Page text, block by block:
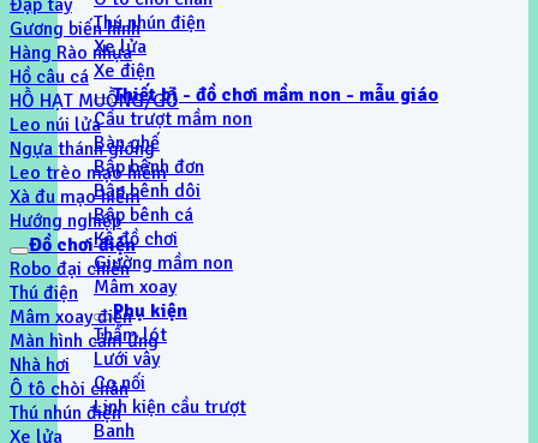
Thú nhún điện
Xe lửa
Xe điện
Thiết bị - đồ chơi mầm non - mẫu giáo
Cầu trượt mầm non
Bàn ghế
Bập bênh đơn
Bập bênh dôi
Bập bênh cá
Kệ đồ chơi
Giường mầm non
Mâm xoay
Phụ kiện
Thẩm lót
Lưới vây
Co nối
Linh kiện cầu trượt
Banh
Gương biến hình
Hàng Rào nhựa
Hồ câu cá
HỒ HẠT MUỒNG/GỖ
Leo núi lửa
Ngựa thánh gióng
Leo trèo mạo hiểm
Xà đu mạo hiểm
Hướng nghiệp
Đồ chơi điện
Robo đại chiến
Thú điện
Mâm xoay điện
Màn hình cảm ứng
Nhà hơi
Ô tô chòi chân
Thú nhún điện
Xe lửa